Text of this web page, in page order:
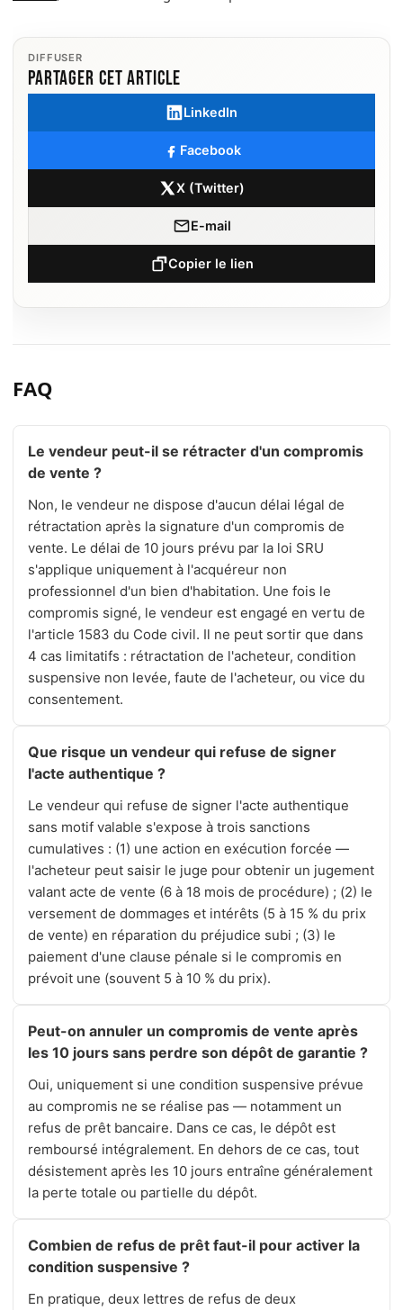
DIFFUSER
Partager cet article
LinkedIn
Facebook
X (Twitter)
E-mail
Copier le lien
FAQ
Le vendeur peut-il se rétracter d'un compromis
de vente ?
Non, le vendeur ne dispose d'aucun délai légal de
rétractation après la signature d'un compromis de
vente. Le délai de 10 jours prévu par la loi SRU
s'applique uniquement à l'acquéreur non
professionnel d'un bien d'habitation. Une fois le
compromis signé, le vendeur est engagé en vertu de
l'article 1583 du Code civil. Il ne peut sortir que dans
4 cas limitatifs : rétractation de l'acheteur, condition
suspensive non levée, faute de l'acheteur, ou vice du
consentement.
Que risque un vendeur qui refuse de signer
l'acte authentique ?
Le vendeur qui refuse de signer l'acte authentique
sans motif valable s'expose à trois sanctions
cumulatives : (1) une action en exécution forcée —
l'acheteur peut saisir le juge pour obtenir un jugement
valant acte de vente (6 à 18 mois de procédure) ; (2) le
versement de dommages et intérêts (5 à 15 % du prix
de vente) en réparation du préjudice subi ; (3) le
paiement d'une clause pénale si le compromis en
prévoit une (souvent 5 à 10 % du prix).
Peut-on annuler un compromis de vente après
les 10 jours sans perdre son dépôt de garantie ?
Oui, uniquement si une condition suspensive prévue
au compromis ne se réalise pas — notamment un
refus de prêt bancaire. Dans ce cas, le dépôt est
remboursé intégralement. En dehors de ce cas, tout
désistement après les 10 jours entraîne généralement
la perte totale ou partielle du dépôt.
Combien de refus de prêt faut-il pour activer la
condition suspensive ?
En pratique, deux lettres de refus de deux